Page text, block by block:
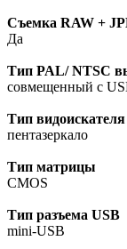
Съемка RAW +
Да
Тип PAL/ NTSC
совмещенный с
Тип видоискателя
пентазеркало
Тип матрицы
CMOS
Тип разъема USB
mini-USB